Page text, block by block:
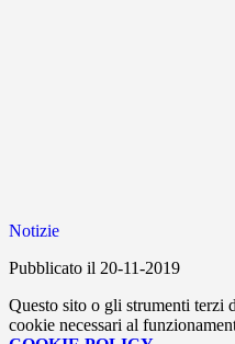
Notizie
Pubblicato il 20-11-2019
Questo sito o gli strumenti terzi
cookie necessari al